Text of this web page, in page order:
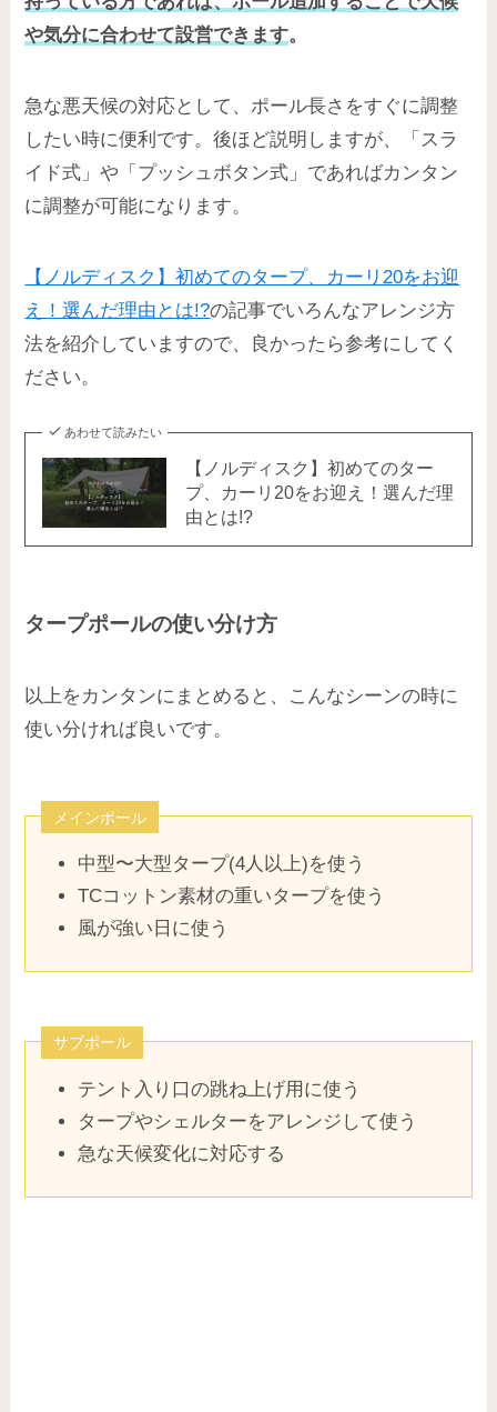
や気分に合わせて設営できます。
急な悪天候の対応として、ポール長さをすぐに調整
したい時に便利です。後ほど説明しますが、「スラ
イド式」や「プッシュボタン式」であればカンタン
に調整が可能になります。
【ノルディスク】初めてのタープ、カーリ20をお迎
え！選んだ理由とは!?の記事でいろんなアレンジ方
法を紹介していますので、良かったら参考にしてく
ださい。
あわせて読みたい
【ノルディスク】初めてのター
プ、カーリ20をお迎え！選んだ理
由とは!?
タープポールの使い分け方
以上をカンタンにまとめると、こんなシーンの時に
使い分ければ良いです。
メインポール
中型〜大型タープ(4人以上)を使う
TCコットン素材の重いタープを使う
風が強い日に使う
サブポール
テント入り口の跳ね上げ用に使う
タープやシェルターをアレンジして使う
急な天候変化に対応する